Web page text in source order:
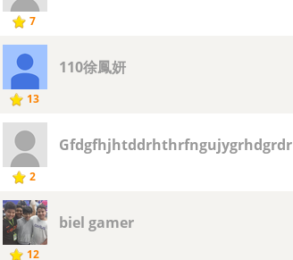
7
13
110徐鳳妍
2
Gfdgfhjhtddrhthrfngujygrhdgrdr
12
biel gamer